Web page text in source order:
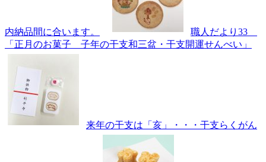
内納品間に合います。
職人だより33
「正月のお菓子 子年の干支和三盆・干支開運せんべい」
来年の干支は「亥」・・・干支らくがん